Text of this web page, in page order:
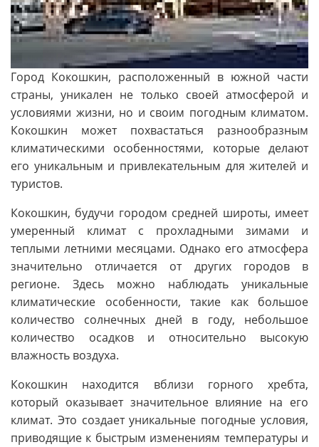
Город Кокошкин, расположенный в южной части
страны, уникален не только своей атмосферой и
условиями жизни, но и своим погодным климатом.
Кокошкин может похвастаться разнообразным
климатическими особенностями, которые делают
его уникальным и привлекательным для жителей и
туристов.
Кокошкин, будучи городом средней широты, имеет
умеренный климат с прохладными зимами и
теплыми летними месяцами. Однако его атмосфера
значительно отличается от других городов в
регионе. Здесь можно наблюдать уникальные
климатические особенности, такие как большое
количество солнечных дней в году, небольшое
количество осадков и относительно высокую
влажность воздуха.
Кокошкин находится вблизи горного хребта,
который оказывает значительное влияние на его
климат. Это создает уникальные погодные условия,
приводящие к быстрым изменениям температуры и